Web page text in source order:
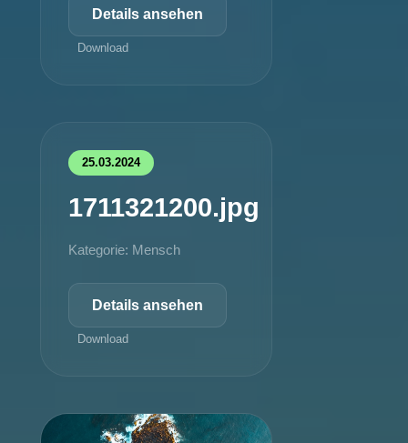
Details ansehen
Download
25.03.2024
1711321200.jpg
Kategorie: Mensch
Details ansehen
Download